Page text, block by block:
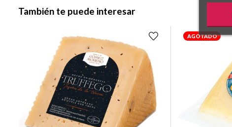
También te puede interesar
AGOTADO